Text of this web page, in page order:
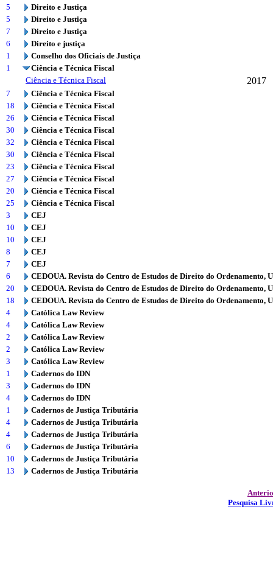
5
Direito e Justiça
5
Direito e Justiça
7
Direito e Justiça
6
Direito e justiça
1
Conselho dos Oficiais de Justiça
1
Ciência e Técnica Fiscal
Ciência e Técnica Fiscal
2017
7
Ciência e Técnica Fiscal
18
Ciência e Técnica Fiscal
26
Ciência e Técnica Fiscal
30
Ciência e Técnica Fiscal
32
Ciência e Técnica Fiscal
30
Ciência e Técnica Fiscal
23
Ciência e Técnica Fiscal
27
Ciência e Técnica Fiscal
20
Ciência e Técnica Fiscal
25
Ciência e Técnica Fiscal
3
CEJ
10
CEJ
10
CEJ
8
CEJ
7
CEJ
6
CEDOUA. Revista do Centro de Estudos de Direito do Ordenamento,
20
CEDOUA. Revista do Centro de Estudos de Direito do Ordenamento,
18
CEDOUA. Revista do Centro de Estudos de Direito do Ordenamento,
4
Católica Law Review
4
Católica Law Review
2
Católica Law Review
2
Católica Law Review
3
Católica Law Review
1
Cadernos do IDN
3
Cadernos do IDN
4
Cadernos do IDN
1
Cadernos de Justiça Tributária
4
Cadernos de Justiça Tributária
4
Cadernos de Justiça Tributária
6
Cadernos de Justiça Tributária
10
Cadernos de Justiça Tributária
13
Cadernos de Justiça Tributária
Pesquisa